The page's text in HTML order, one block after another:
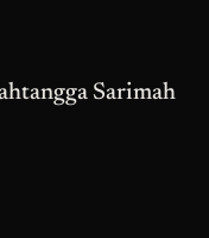
Sarimah